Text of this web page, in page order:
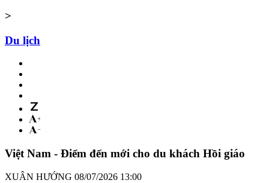
>
Du lịch
Việt Nam - Điểm đến mới cho du khách Hồi giáo
XUÂN HƯỚNG 08/07/2026 13:00